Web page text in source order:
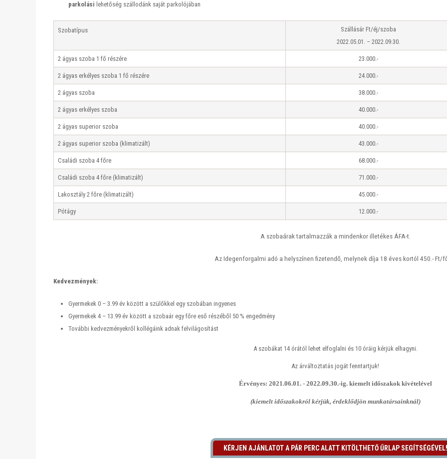
parkolási lehetőség szállodánk saját parkolójában
Szobatípus
Szállásár Ft/éj/szoba
2022.05.01. – 2022.09.30.
2 ágyas szoba 1 fő részére 23.000.-
2 ágyas erkélyes szoba 1 fő részére 24.000.-
2 ágyas szoba 38.000.-
2 ágyas erkélyes szoba 40.000.-
2 ágyas superior szoba 40.000.-
2 ágyas superior szoba (klimatizált) 43.000.-
Családi szoba 4 főre 68.000.-
Családi szoba 4 főre (klimatizált) 71.000.-
Lakosztály 2 főre (klimatizált) 45.000.-
Pótágy 12.000.-
A szobaárak tartalmazzák a mindenkor illetékes ÁFA-t.
Az Idegenforgalmi adó a helyszínen fizetendő, melynek díja 18 éves kortól 450.- Ft/
Kedvezmények:
Gyermekek 0 – 3.99 év között a szülőkkel egy szobában ingyenes
Gyermekek 4 – 13.99 év között a szobaár egy főre eső részéből 50 % engedmény
További kedvezményekről kollégáink adnak felvilágosítást
A szobákat 14 órától lehet elfoglalni és 10 óráig kérjük elhagyni.
Az árváltoztatás jogát fenntartjuk!
Érvényes: 2021.06.01. - 2022.09.30.-ig. kiemelt időszakok kivételével
(kiemelt időszakokról kérjük, érdeklődjön munkatársainknál)
KÉRJEN AJÁNLATOT A PÁR PERC ALATT KITÖLTHETŐ ŰRLAP SEGÍTSÉGÉVEL!